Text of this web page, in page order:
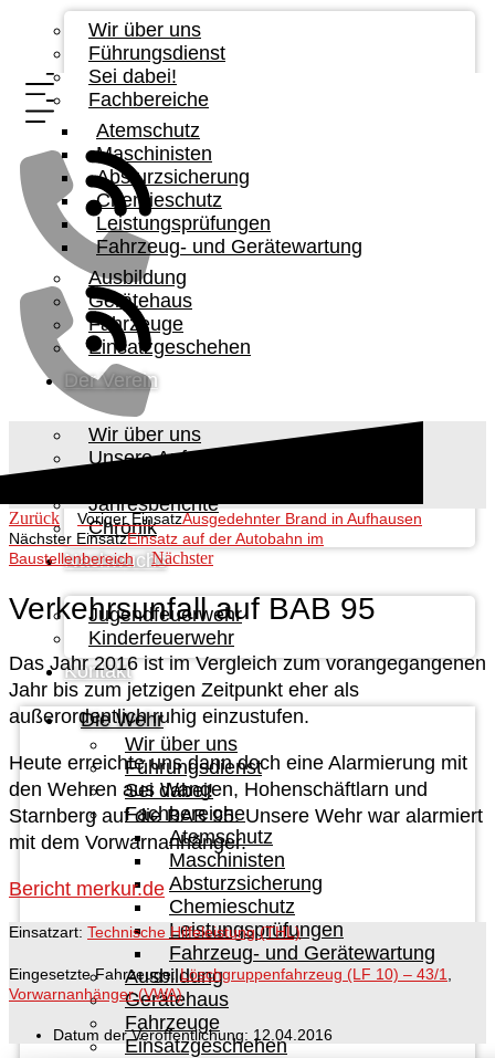
Wir über uns
Führungsdienst
Sei dabei!
Fachbereiche
Atemschutz
Maschinisten
Absturzsicherung
Chemieschutz
Leistungsprüfungen
Fahrzeug- und Gerätewartung
Ausbildung
Gerätehaus
Fahrzeuge
Einsatzgeschehen
Der Verein
Wir über uns
Unsere Aufgabe
Jahresberichte
Chronik
Nachwuchs
Jugendfeuerwehr
Kinderfeuerwehr
Kontakt
Die Wehr
Wir über uns
Führungsdienst
Sei dabei!
Fachbereiche
Atemschutz
Maschinisten
Absturzsicherung
Chemieschutz
Leistungsprüfungen
Fahrzeug- und Gerätewartung
Ausbildung
Gerätehaus
Fahrzeuge
Einsatzgeschehen
Zurück Voriger EinsatzAusgedehnter Brand in Aufhausen
Nächster EinsatzEinsatz auf der Autobahn im
Baustellenbereich
Nächster
Verkehrsunfall auf BAB 95
Das Jahr 2016 ist im Vergleich zum vorangegangenen
Jahr bis zum jetzigen Zeitpunkt eher als
außerordentlich ruhig einzustufen.
Heute erreichte uns dann doch eine Alarmierung mit
den Wehren aus Wangen, Hohenschäftlarn und
Starnberg auf die BAB 95. Unsere Wehr war alarmiert
mit dem Vorwarnanhänger.
Bericht merkur.de
Einsatzart: Technische Hilfeleistung (THL)
Eingesetzte Fahrzeuge:Löschgruppenfahrzeug (LF 10) – 43/1
Vorwarnanhänger (VWA)
Datum der Veröffentlichung: 12.04.2016